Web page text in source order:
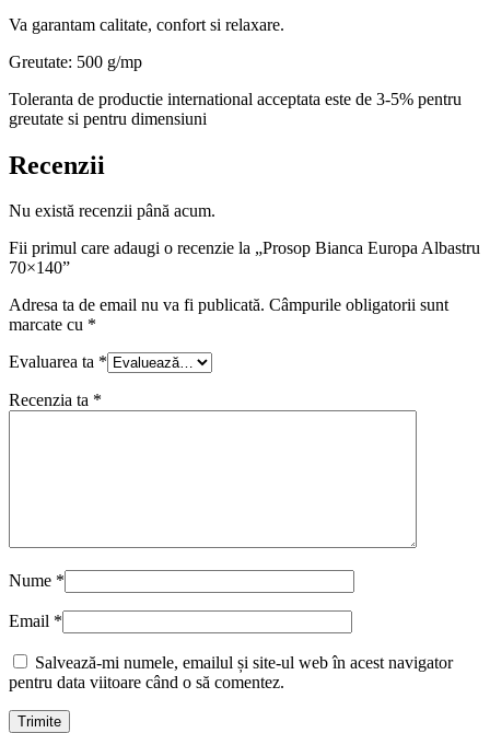
Va garantam calitate, confort si relaxare.
Greutate: 500 g/mp
Toleranta de productie international acceptata este de 3-5% pentru
greutate si pentru dimensiuni
Recenzii
Nu există recenzii până acum.
Fii primul care adaugi o recenzie la „Prosop Bianca Europa Albastru
70×140”
Adresa ta de email nu va fi publicată. Câmpurile obligatorii sunt
marcate cu *
Evaluarea ta *
Recenzia ta *
Nume *
Email *
Salvează-mi numele, emailul și site-ul web în acest navigator
pentru data viitoare când o să comentez.